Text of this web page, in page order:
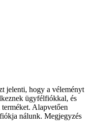
jelenti, hogy a véleményt
ügyfélfiókkal, és
Alapvetően
nálunk. Megjegyzés